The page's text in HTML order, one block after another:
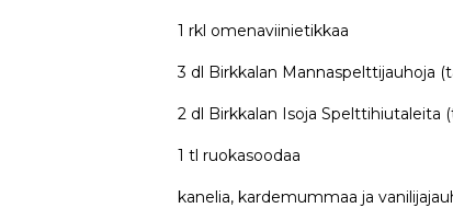
1 rkl omenaviinietikkaa
3 dl Birkkalan Mannaspelttijauhoja
2 dl Birkkalan Isoja Spelttihiutaleita
1 tl ruokasoodaa
kanelia, kardemummaa ja